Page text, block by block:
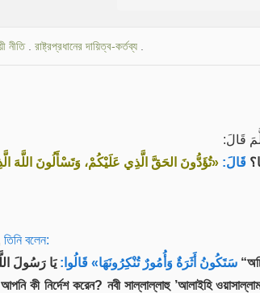
নীতি. রাষ্ট্রপ্রধানের দায়িত্ব-কর্তব্য .
قَالَ:
قَالَ: «تُؤَدُّونَ الحَقَّ الَّذِي عَلَيْكُمْ، وَتَسْأَلُونَ اللَّهَ
তিনি বলেন:
سَتَكُونُ أَثَرَةٌ وَأُمُورٌ تُنْكِرُونَهَا» قَالُوا: يَا رَسُولَ
কী নির্দেশ করেন? নবী সাল্লাল্লাহু ’আলাইহি